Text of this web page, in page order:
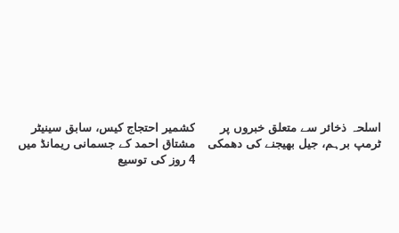
کشمیر احتجاج کیس، سابق سینیٹر
مشتاق احمد کے جسمانی ریمانڈ میں
4 روز کی توسیع
اسلحہ ذخائر سے متعلق خبروں پر
ٹرمپ برہم، جیل بھیجنے کی دھمکی